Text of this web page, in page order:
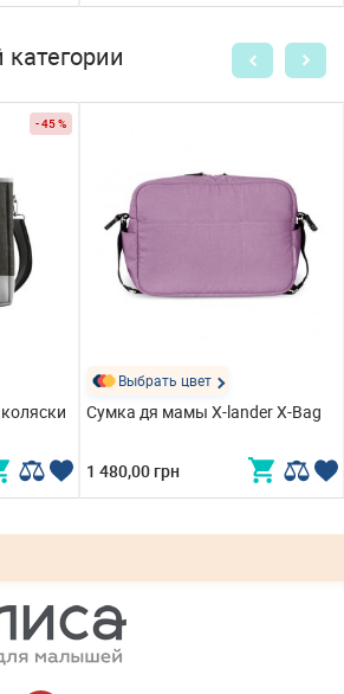
- 45 %
Выбрать цвет
Сумка дя мамы X-lander X-Bag
1 480,00 грн